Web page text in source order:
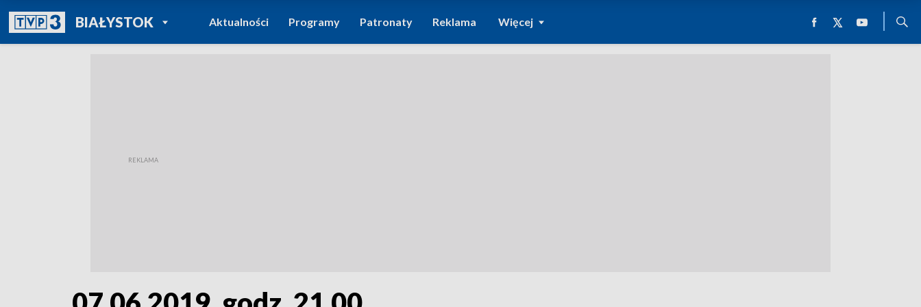
BIAŁYSTOKPOWRÓT DO
TVP REGIONY
Aktualności Programy Patronaty Reklama Więcej